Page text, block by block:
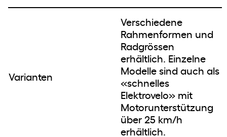
Varianten
Verschiedene
Rahmenformen und
Radgrössen
erhältlich. Einzelne
Modelle sind auch als
«schnelles
Elektrovelo» mit
Motorunterstützung
über 25 km/h
erhältlich.